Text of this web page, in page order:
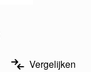
Vergelijken